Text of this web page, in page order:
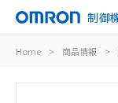
制御
Home > 商品情報 >